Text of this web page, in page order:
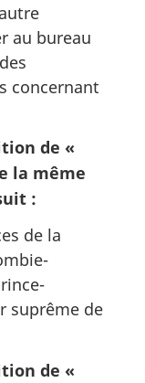
au bureau
concernant
de «
la même
:
de la
suprême de
de «